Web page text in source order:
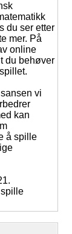
du ser etter
mer. På
online
du behøver
vi
kan
å spille